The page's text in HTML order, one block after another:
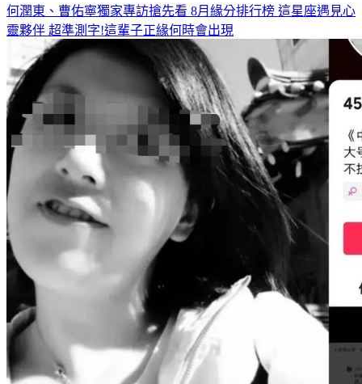
何潤東、曹佑寧獨家專訪搶先看 8月緣分排行榜 這星座遇見心
靈夥伴 超準測字!這輩子正緣何時會出現